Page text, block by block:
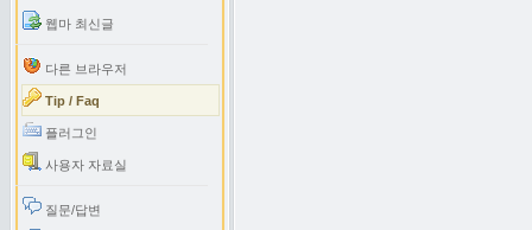
웹마 최신글
다른 브라우저
Tip / Faq
플러그인
사용자 자료실
질문/답변